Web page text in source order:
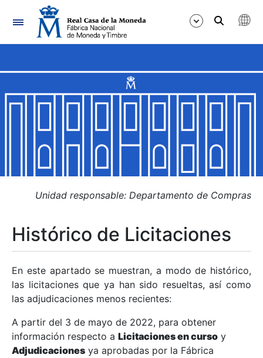
Navegación
Mostrar/Ocultar
Mostrar/Ocultar
Mostrar/Ocultar
Mostrar/Ocultar
Mostrar/Ocultar
Mostrar/Ocultar
Unidad responsable: Departamento de Compras
Histórico de Licitaciones
En este apartado se muestran, a modo de histórico,
las licitaciones que ya han sido resueltas, así como
las adjudicaciones menos recientes:
A partir del 3 de mayo de 2022, para obtener
información respecto a Licitaciones en curso y
Adjudicaciones ya aprobadas por la Fábrica